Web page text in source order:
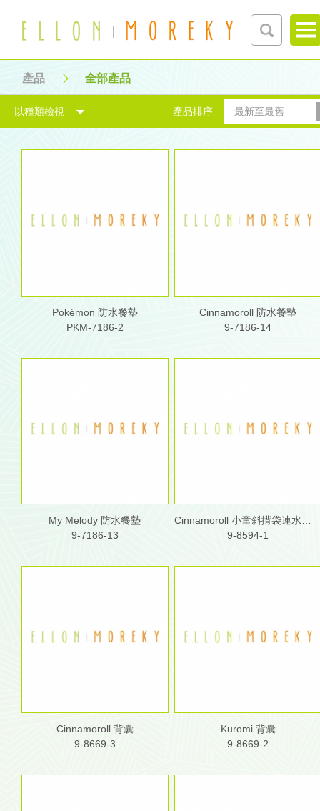
產品 全部產品
產品排序 最新至最舊
以種類檢視
Pokémon 防水餐墊
PKM-7186-2
Cinnamoroll 防水餐墊
9-7186-14
My Melody 防水餐墊
9-7186-13
Cinnamoroll 小童斜揹袋連水樽格
9-8594-1
Cinnamoroll 背囊
9-8669-3
Kuromi 背囊
9-8669-2